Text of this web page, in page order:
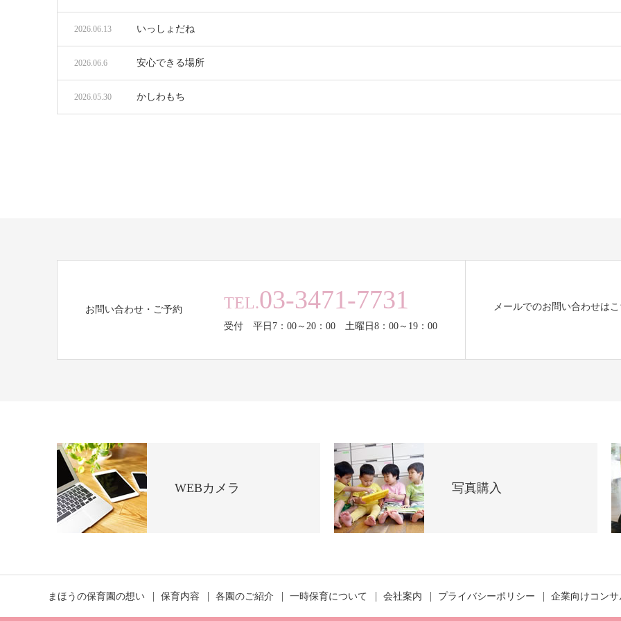
いっしょだね
2026.06.13
安心できる場所
2026.06.6
かしわもち
2026.05.30
お問い合わせ・ご予約 TEL.03-3471-7731
受付 平日7：00～20：00 土曜日8：00～19：00
メールでのお問い合わせはこ
WEBカメラ 写真購入
まほうの保育園の想い 保育内容 各園のご紹介 一時保育について 会社案内 プライバシーポリシー 企業向けコン